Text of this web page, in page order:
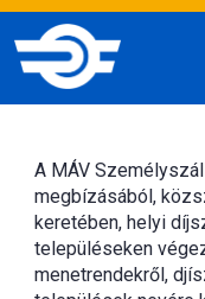
A MÁV
megbízásából,
keretében, helyi
településeken
menetrendekről,